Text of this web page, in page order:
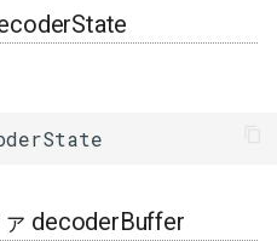
decoderBuffer